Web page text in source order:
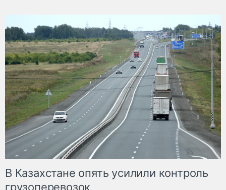
В Казахстане опять усилили контроль
грузоперевозок